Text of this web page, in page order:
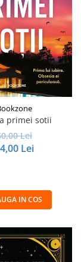
primei sotii
Lei
Lei
IN COS